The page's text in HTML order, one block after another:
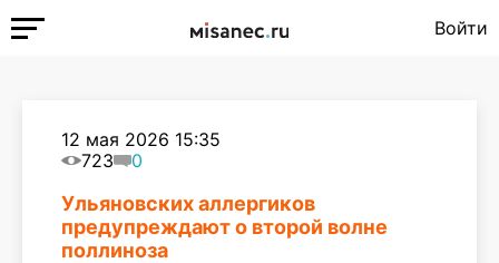
Войти
12 мая 2026 15:35
723
0
Ульяновских аллергиков
предупреждают о второй волне
поллиноза